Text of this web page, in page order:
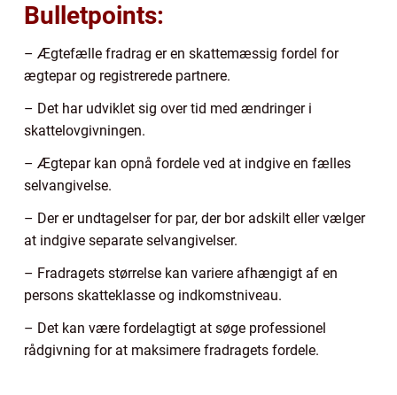
Bulletpoints:
– Ægtefælle fradrag er en skattemæssig fordel for
ægtepar og registrerede partnere.
– Det har udviklet sig over tid med ændringer i
skattelovgivningen.
– Ægtepar kan opnå fordele ved at indgive en fælles
selvangivelse.
– Der er undtagelser for par, der bor adskilt eller vælger
at indgive separate selvangivelser.
– Fradragets størrelse kan variere afhængigt af en
persons skatteklasse og indkomstniveau.
– Det kan være fordelagtigt at søge professionel
rådgivning for at maksimere fradragets fordele.